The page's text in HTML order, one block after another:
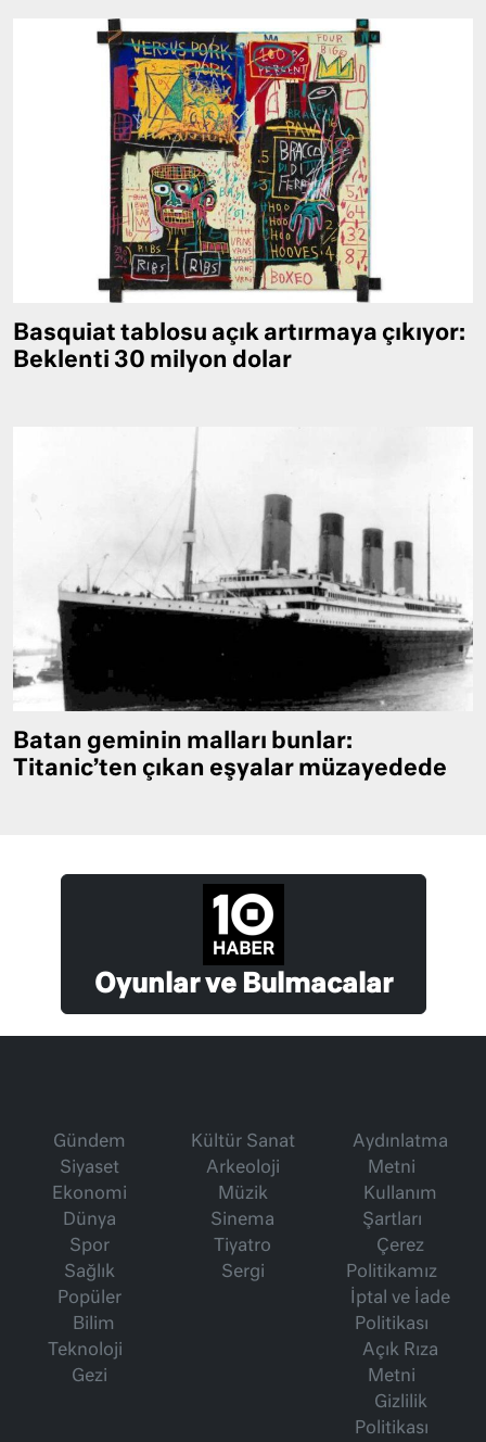
Basquiat tablosu açık artırmaya çıkıyor:
Beklenti 30 milyon dolar
Batan geminin malları bunlar:
Titanic’ten çıkan eşyalar müzayedede
Oyunlar ve Bulmacalar
Gündem
Siyaset
Ekonomi
Dünya
Spor
Sağlık
Popüler
Bilim
Teknoloji
Gezi
Kültür Sanat
Arkeoloji
Müzik
Sinema
Tiyatro
Sergi
Aydınlatma
Metni
Kullanım
Şartları
Çerez
Politikamız
İptal ve İade
Politikası
Açık Rıza
Metni
Gizlilik
Politikası